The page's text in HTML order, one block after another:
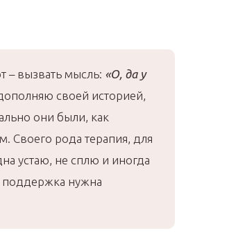
– вызвать мысль: «О, да у
своей историей,
они были, как
Своего рода терапия, для
устаю, не сплю и иногда
поддержка нужна